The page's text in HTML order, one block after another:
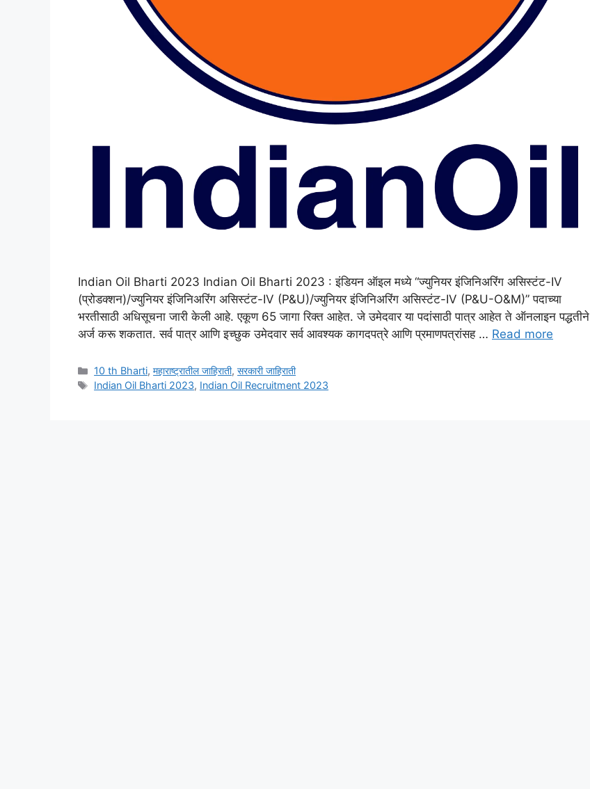
Indian Oil Bharti 2023 Indian Oil Bharti 2023 : इंडियन ऑइल मध्ये “ज्युनियर इंजिनिअरिंग असिस्टंट-IV
(प्रोडक्शन)/ज्युनियर इंजिनिअरिंग असिस्टंट-IV (P&U)/ज्युनियर इंजिनिअरिंग असिस्टंट-IV (P&U-O&M)” पदाच्या
भरतीसाठी अधिसूचना जारी केली आहे. एकूण 65 जागा रिक्त आहेत. जे उमेदवार या पदांसाठी पात्र आहेत ते ऑनलाइन पद्धतीने
अर्ज करू शकतात. सर्व पात्र आणि इच्छुक उमेदवार सर्व आवश्यक कागदपत्रे आणि प्रमाणपत्रांसह … Read more
Categories
10 th Bharti,महाराष्ट्रातील जाहिराती,सरकारी जाहिराती
Tags
Indian Oil Bharti 2023, Indian Oil Recruitment 2023